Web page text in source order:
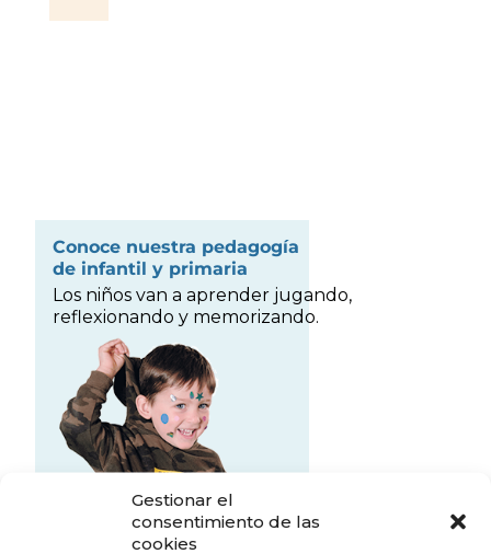
Gestionar el
consentimiento de las
cookies
Conoce nuestra pedagogía
de infantil y primaria
Los niños van a aprender jugando,
reflexionando y memorizando.